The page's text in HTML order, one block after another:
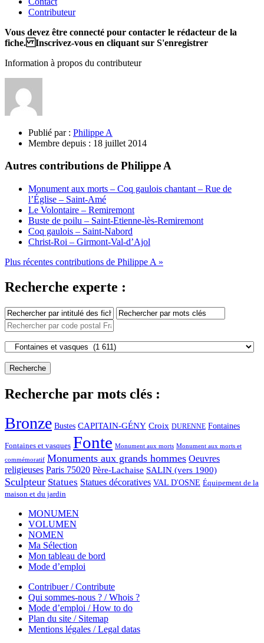
Contributeur
Vous devez être connecté pour contacter le rédacteur de la
fiche. Inscrivez-vous en cliquant sur S'enregistrer
Information à propos du contributeur
Publié par : Philippe A
Membre depuis : 18 juillet 2014
Autres contributions de Philippe A
Monument aux morts – Coq gaulois chantant – Rue de
l’Église – Saint-Amé
Le Volontaire – Remiremont
Buste de poilu – Saint-Etienne-lès-Remiremont
Coq gaulois – Saint-Nabord
Christ-Roi – Girmont-Val-d’Ajol
Plus récentes contributions de Philippe A »
Recherche experte :
Recherche par mots clés :
Bronze Bustes CAPITAIN-GÉNY Croix DURENNE Fontaines
Fontaines et vasques Fonte Monument aux morts Monument aux morts et
commémoratif Monuments aux grands hommes Oeuvres
religieuses Paris 75020 Père-Lachaise SALIN (vers 1900)
Sculpteur Statues Statues décoratives VAL D'OSNE Équipement de la
maison et du jardin
MONUMEN
VOLUMEN
NOMEN
Ma Sélection
Mon tableau de bord
Mode d’emploi
Contribuer / Contribute
Qui sommes-nous ? / Whois ?
Mode d’emploi / How to do
Plan du site / Sitemap
Mentions légales / Legal datas